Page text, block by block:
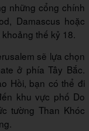
những cổng chính
Damascus hoặc
thế kỷ 18.
sẽ lựa chọn
ở phía Tây Bắc.
Hồi, bạn có thể đi
khu vực phố Do
tường Than Khóc